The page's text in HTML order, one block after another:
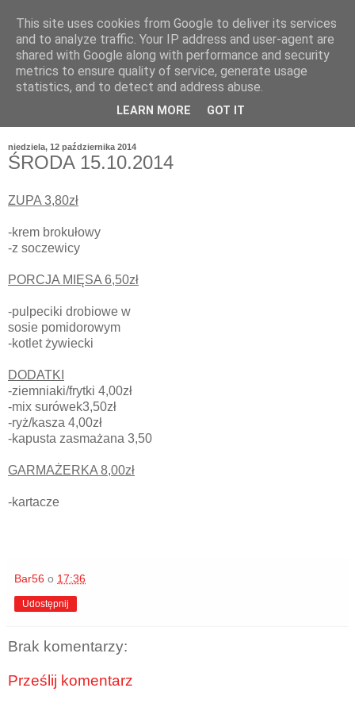
niedziela, 12 października 2014
ŚRODA 15.10.2014
ZUPA 3,80zł
-krem brokułowy
-z soczewicy
PORCJA MIĘSA 6,50zł
-pulpeciki drobiowe w
sosie pomidorowym
-kotlet żywiecki
DODATKI
-ziemniaki/frytki 4,00zł
-mix surówek3,50zł
-ryż/kasza 4,00zł
-kapusta zasmażana 3,50
GARMAŻERKA 8,00zł
-kartacze
Bar56 o 17:36
Udostępnij
Brak komentarzy:
Prześlij komentarz
This site uses cookies from Google to deliver its services
and to analyze traffic. Your IP address and user-agent are
shared with Google along with performance and security
metrics to ensure quality of service, generate usage
statistics, and to detect and address abuse.
LEARN MORE GOT IT